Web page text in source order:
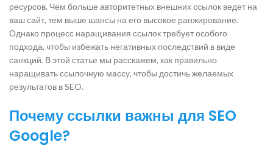
ресурсов. Чем больше авторитетных внешних ссылок ведет на
ваш сайт, тем выше шансы на его высокое ранжирование.
Однако процесс наращивания ссылок требует особого
подхода, чтобы избежать негативных последствий в виде
санкций. В этой статье мы расскажем, как правильно
наращивать ссылочную массу, чтобы достичь желаемых
результатов в SEO.
Почему ссылки важны для SEO
Google?